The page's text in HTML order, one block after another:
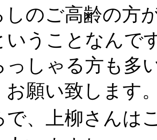
しのご高齢の方
いうことなんで
っしゃる方も多
お願い致します
で、上柳さんは